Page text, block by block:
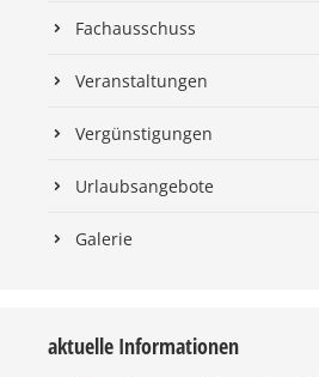
Fachausschuss
Veranstaltungen
Vergünstigungen
Urlaubsangebote
Galerie
aktuelle Informationen